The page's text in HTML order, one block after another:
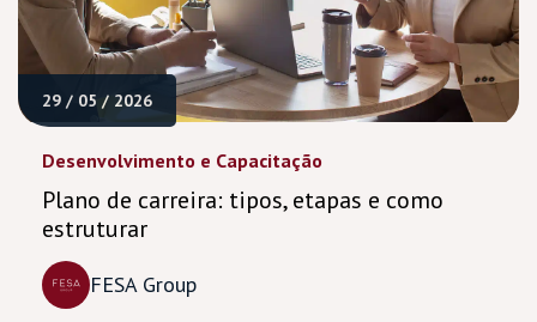
29 / 05 / 2026
Desenvolvimento e Capacitação
Plano de carreira: tipos, etapas e como
estruturar
FESA Group